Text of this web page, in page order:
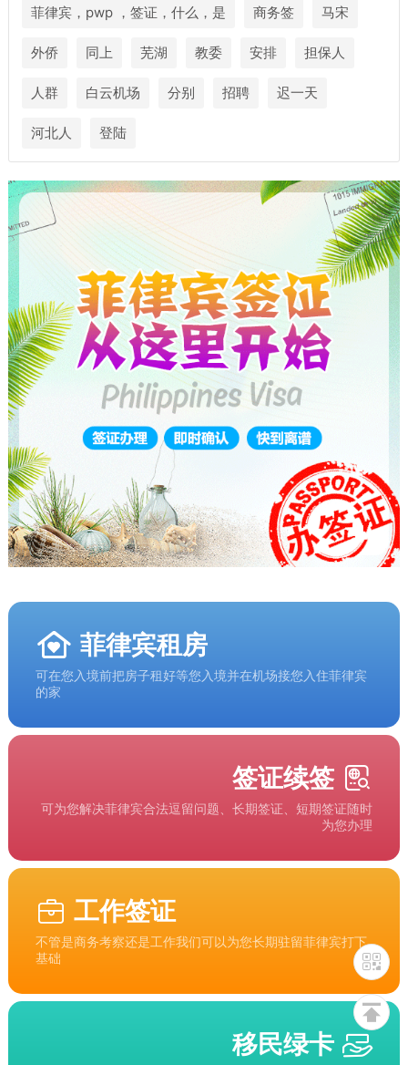
菲律宾，pwp ，签证，什么，是 商务签 马宋
外侨 同上 芜湖 教委 安排 担保人
人群 白云机场 分别 招聘 迟一天
河北人 登陆
菲律宾租房
可在您入境前把房子租好等您入境并在机场接您入住菲律宾
的家
签证续签
可为您解决菲律宾合法逗留问题、长期签证、短期签证随时
为您办理
工作签证
不管是商务考察还是工作我们可以为您长期驻留菲律宾打下
基础
移民绿卡